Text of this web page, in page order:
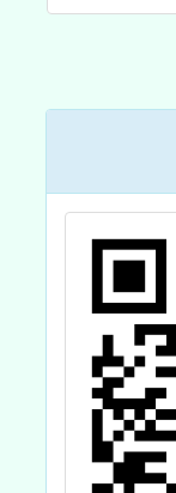
影《
繪畫